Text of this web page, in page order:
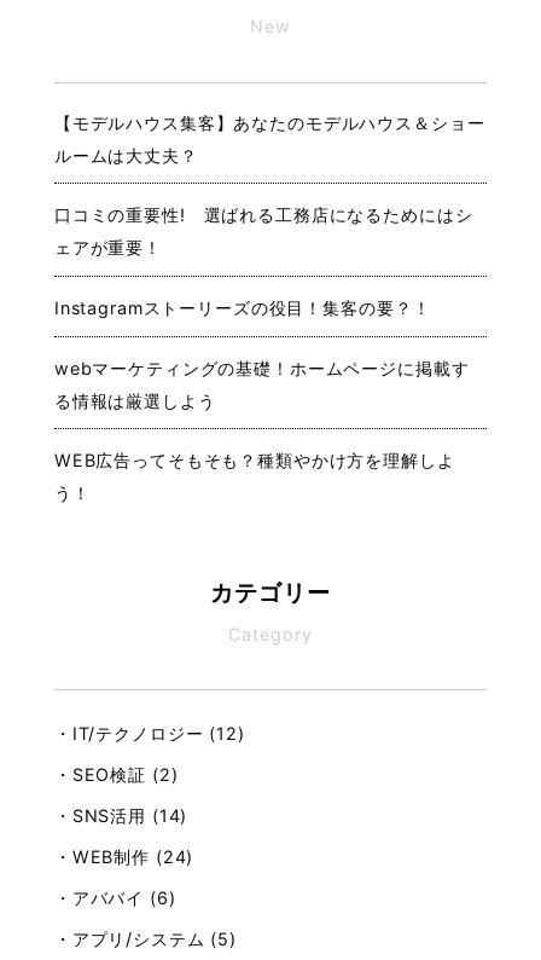
New
【モデルハウス集客】あなたのモデルハウス＆ショー
ルームは大丈夫？
口コミの重要性! 選ばれる工務店になるためにはシ
ェアが重要！
Instagramストーリーズの役目！集客の要？！
webマーケティングの基礎！ホームページに掲載す
る情報は厳選しよう
WEB広告ってそもそも？種類やかけ方を理解しよ
う！
カテゴリー
Category
・IT/テクノロジー (12)
・SEO検証 (2)
・SNS活用 (14)
・WEB制作 (24)
・アババイ (6)
・アプリ/システム (5)